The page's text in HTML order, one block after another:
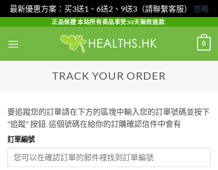
最新優惠方案：买3送1、6送2、9送3（請聯繫客服） 忽略
content
正品保證 本站所有商品享受30天無效退款.
0
TRACK YOUR ORDER
要追蹤您的訂單請在下方的區塊中輸入您的訂單號碼並按下
"追蹤" 按鈕. 這個號碼在給你的訂購確認信件中會有
訂單編號